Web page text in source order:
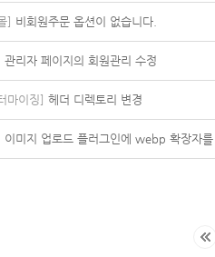
] 비회원주문 옵션이 없습니다.
관리자 페이지의 회원관리 수정
마이징] 헤더 디렉토리 변경
이미지 업로드 플러그인에 webp 확장자